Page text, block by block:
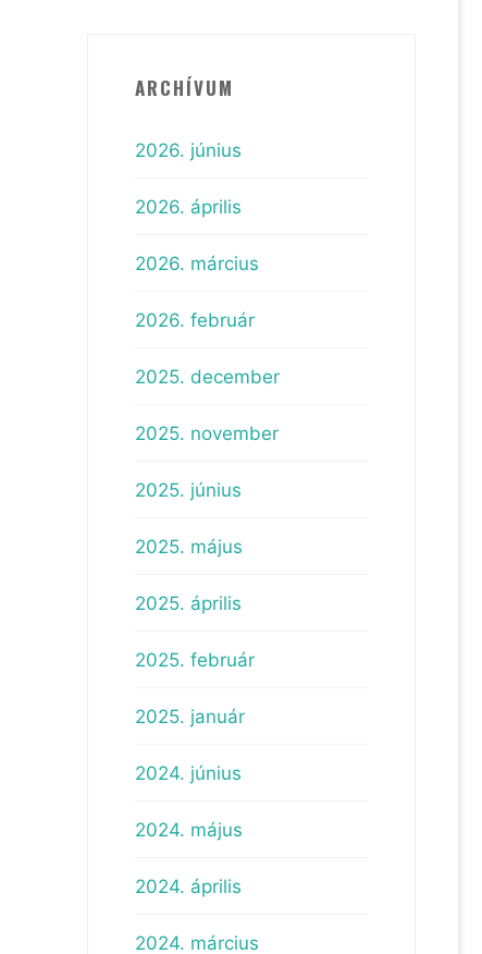
ARCHÍVUM
2026. június
2026. április
2026. március
2026. február
2025. december
2025. november
2025. június
2025. május
2025. április
2025. február
2025. január
2024. június
2024. május
2024. április
2024. március